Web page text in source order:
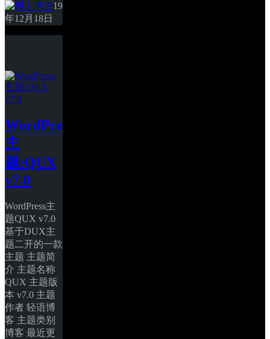
博主19
年12月18日
WordPress
主
题:QUX
v7.0
WordPress主
题QUX v7.0
基于DUX主
题二开的一款
主题 主题简
介 主题名称
QUX 主题版
本 v7.0 主题
作者 轻语博
客 主题类别
博客 最近更